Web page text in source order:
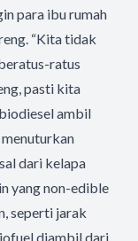
para ibu rumah
“Kita tidak
ratus
pasti kita
ambil
menuturkan
dari kelapa
yang non-edible
seperti jarak
diambil dari